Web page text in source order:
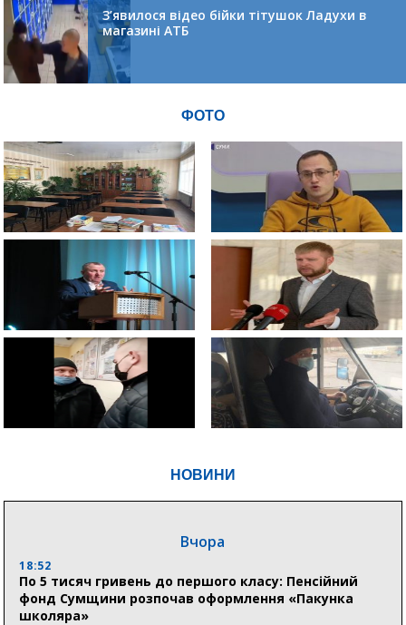
НОВИНИ
Вчора
18:52
По 5 тисяч гривень до першого класу: Пенсійний
фонд Сумщини розпочав оформлення «Пакунка
школяра»
З’явилося відео бійки тітушок Ладухи в
магазині АТБ
ФОТО